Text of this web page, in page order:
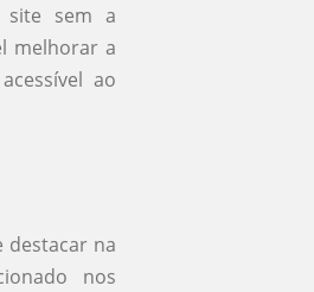
site sem a
melhorar a
ao
destacar na
nos